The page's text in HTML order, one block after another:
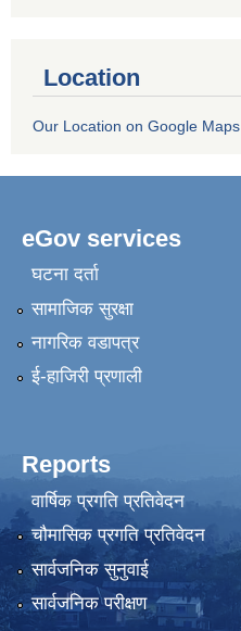
Location
Our Location on Google Maps
eGov services
घटना दर्ता
सामाजिक सुरक्षा
नागरिक वडापत्र
ई-हाजिरी प्रणाली
Reports
वार्षिक प्रगति प्रतिवेदन
चौमासिक प्रगति प्रतिवेदन
सार्वजनिक सुनुवाई
सार्वजनिक परीक्षण